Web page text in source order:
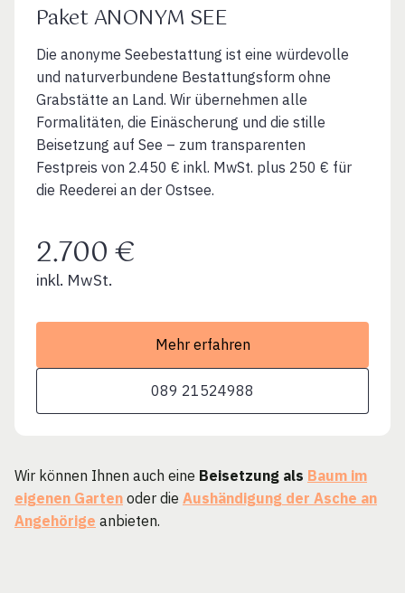
Paket ANONYM SEE
Die anonyme Seebestattung ist eine würdevolle
und naturverbundene Bestattungsform ohne
Grabstätte an Land. Wir übernehmen alle
Formalitäten, die Einäscherung und die stille
Beisetzung auf See – zum transparenten
Festpreis von 2.450 € inkl. MwSt. plus 250 € für
die Reederei an der Ostsee.
2.700 €
inkl. MwSt.
Mehr erfahren
089 21524988
Wir können Ihnen auch eine Beisetzung als Baum im
eigenen Garten oder die Aushändigung der Asche an
Angehörige anbieten.